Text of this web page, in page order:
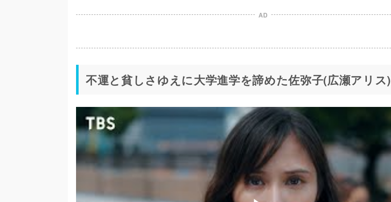
AD
不運と貧しさゆえに大学進学を諦めた佐弥子(広瀬アリス)